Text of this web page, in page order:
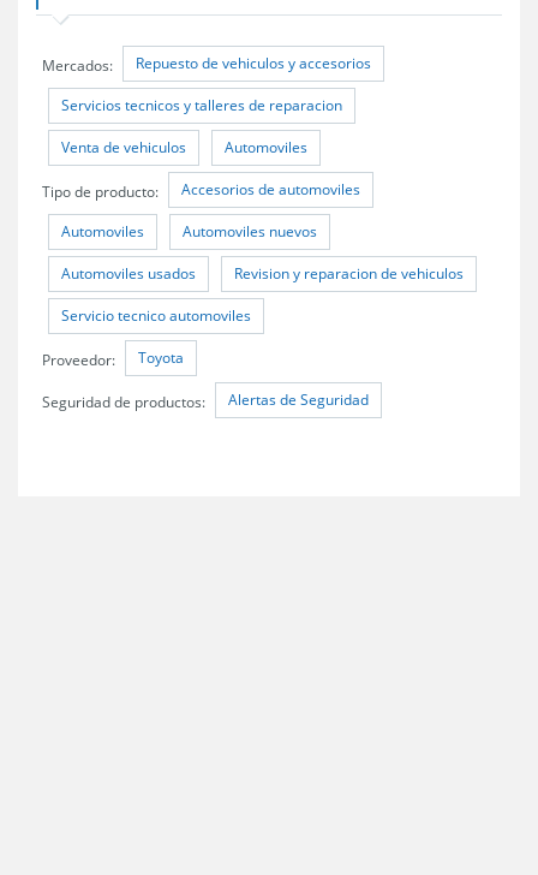
Mercados: Repuesto de vehiculos y accesorios
Servicios tecnicos y talleres de reparacion
Venta de vehiculos Automoviles
Tipo de producto: Accesorios de automoviles
Automoviles Automoviles nuevos
Automoviles usados Revision y reparacion de vehiculos
Servicio tecnico automoviles
Proveedor: Toyota
Seguridad de productos: Alertas de Seguridad